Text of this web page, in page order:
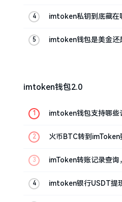
imtoken私钥到底藏在
imtoken钱包是美金还
imtoken钱包2.0
imtoken钱包支持哪些
火币BTC转到
imToken转账记录查
imtoken银行USDT提